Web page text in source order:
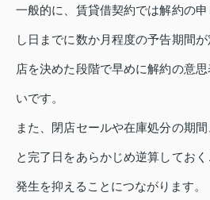
一般的に、賃貸借契約では解約の
し日までに数か月程度の予告期間
店を決めた段階で早めに解約の意
いです。
また、閉店セールや在庫処分の期
と完了日をあらかじめ逆算してお
発生を抑えることにつながります。